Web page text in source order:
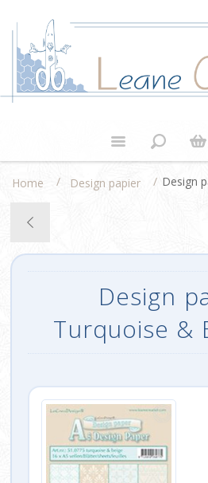
Home / Design papier / Design
Design
Turquoise &